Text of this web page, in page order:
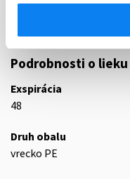
Vápnik,
inými
Podrobnosti o lieku
Exspirácia
48
Druh obalu
vrecko PE